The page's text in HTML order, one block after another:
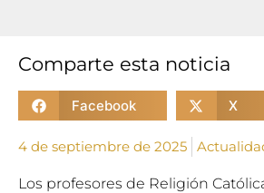
Comparte esta noticia
Facebook X
4 de septiembre de 2025
Los profesores de Religión